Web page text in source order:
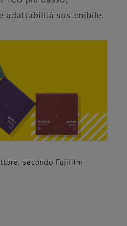
adattabilità sostenibile.
secondo Fujifilm